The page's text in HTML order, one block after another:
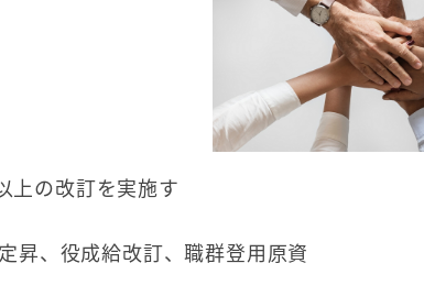
上の改訂を実施す
昇、役成給改訂、職群登用原資